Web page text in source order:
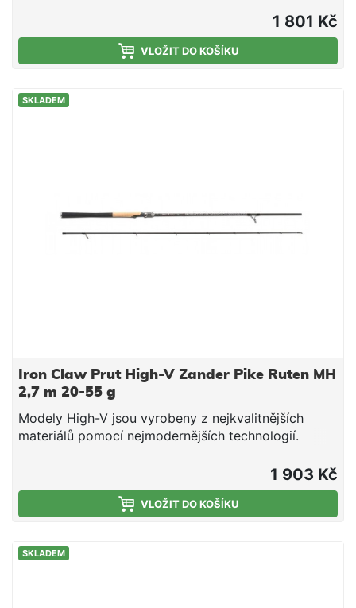
neuvěřitelně nízkou cenu. Hmotnost prutů z této
řady začíná již na 68 g. Pruty jsou velmi rychlé a
L2,75 m141 cm2179 g15 - 35 g
1 801 Kč
VLOŽIT DO KOŠÍKU
SKLADEM
Iron Claw Prut High-V Zander Pike Ruten MH
2,7 m 20-55 g
Modely High-V jsou vyrobeny z nejkvalitnějších
materiálů pomocí nejmodernějších technologií.
- 802 MH2,40 m126 cm2159 g20 - 55 g5675270S -
1 903 Kč
VLOŽIT DO KOŠÍKU
SKLADEM